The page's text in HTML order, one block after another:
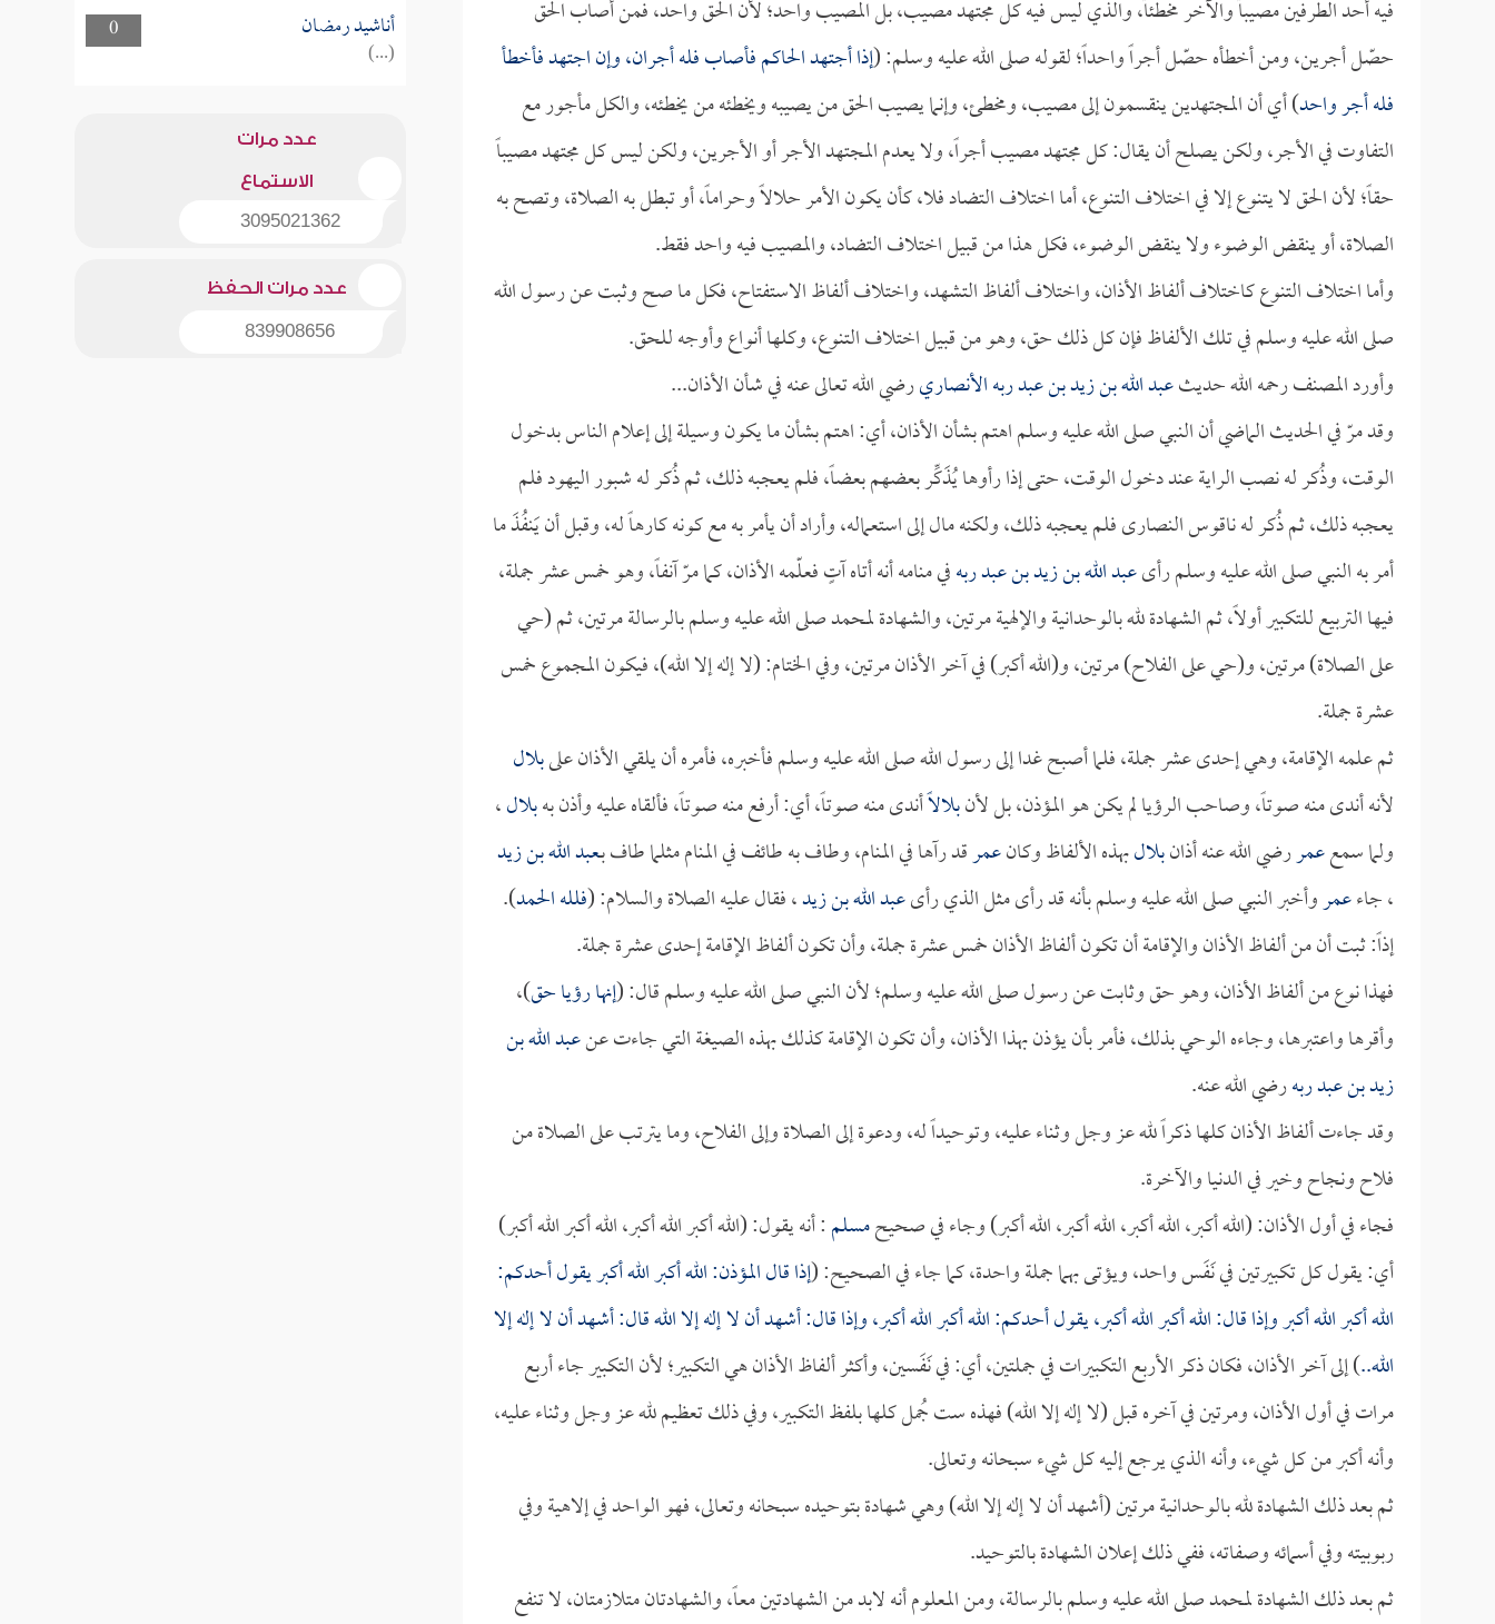
فيه أحد الطرفين مصيباً والآخر مخطئاً، والذي ليس فيه كل مجتهد مصيب، بل المصيب واحد؛ لأن الحق واحد، فمن أصاب الحق
حصّل أجرين، ومن أخطأه حصّل أجراً واحداً؛ لقوله صلى الله عليه وسلم: (إذا أجتهد الحاكم فأصاب فله أجران، وإن اجتهد فأخطأ
فله أجر واحد) أي أن المجتهدين ينقسمون إلى مصيب، ومخطئ، وإنما يصيب الحق من يصيبه ويخطئه من يخطئه، والكل مأجور مع
التفاوت في الأجر، ولكن يصلح أن يقال: كل مجتهد مصيب أجراً، ولا يعدم المجتهد الأجر أو الأجرين، ولكن ليس كل مجتهد مصيباً
حقاً؛ لأن الحق لا يتنوع إلا في اختلاف التنوع، أما اختلاف التضاد فلا، كأن يكون الأمر حلالاً وحراماً، أو تبطل به الصلاة، وتصح به
الصلاة، أو ينقض الوضوء ولا ينقض الوضوء، فكل هذا من قبيل اختلاف التضاد، والمصيب فيه واحد فقط.
وأما اختلاف التنوع كاختلاف ألفاظ الأذان، واختلاف ألفاظ التشهد، واختلاف ألفاظ الاستفتاح، فكل ما صح وثبت عن رسول الله
صلى الله عليه وسلم في تلك الألفاظ فإن كل ذلك حق، وهو من قبيل اختلاف التنوع، وكلها أنواع وأوجه للحق.
وأورد المصنف رحمه الله حديثعبد الله بن زيد بن عبد ربه الأنصاريرضي الله تعالى عنه في شأن الأذان...
وقد مرّ في الحديث الماضي أن النبي صلى الله عليه وسلم اهتم بشأن الأذان، أي: اهتم بشأن ما يكون وسيلة إلى إعلام الناس بدخول
الوقت، وذُكر له نصب الراية عند دخول الوقت، حتى إذا رأوها يُذَكِّر بعضهم بعضاً، فلم يعجبه ذلك، ثم ذُكر له شبور اليهود فلم
يعجبه ذلك، ثم ذُكر له ناقوس النصارى فلم يعجبه ذلك، ولكنه مال إلى استعماله، وأراد أن يأمر به مع كونه كارهاً له، وقبل أن يَنفُذَ ما
أمر به النبي صلى الله عليه وسلم رأىعبد الله بن زيد بن عبد ربهفي منامه أنه أتاه آتٍ فعلّمه الأذان، كما مرّ آنفاً، وهو خمس عشر جملة،
فيها التربيع للتكبير أولاً، ثم الشهادة لله بالوحدانية والإلهية مرتين، والشهادة لمحمد صلى الله عليه وسلم بالرسالة مرتين، ثم (حي
على الصلاة) مرتين، و(حي على الفلاح) مرتين، و(الله أكبر) في آخر الأذان مرتين، وفي الختام: (لا إله إلا الله)، فيكون المجموع خمس
عشرة جملة.
ثم علمه الإقامة، وهي إحدى عشر جملة، فلما أصبح غدا إلى رسول الله صلى الله عليه وسلم فأخبره، فأمره أن يلقي الأذان علىبلال
لأنه أندى منه صوتاً، وصاحب الرؤيا لم يكن هو المؤذن، بل لأنبلالاًأندى منه صوتاً، أي: أرفع منه صوتاً، فألقاه عليه وأذن بهبلال،
ولما سمععمررضي الله عنه أذانبلالبهذه الألفاظ وكانعمرقد رآها في المنام، وطاف به طائف في المنام مثلما طاف بـعبد الله بن زيد
، جاءعمروأخبر النبي صلى الله عليه وسلم بأنه قد رأى مثل الذي رأىعبد الله بن زيد، فقال عليه الصلاة والسلام: (فلله الحمد).
إذاً: ثبت أن من ألفاظ الأذان والإقامة أن تكون ألفاظ الأذان خمس عشرة جملة، وأن تكون ألفاظ الإقامة إحدى عشرة جملة.
فهذا نوع من ألفاظ الأذان، وهو حق وثابت عن رسول صلى الله عليه وسلم؛ لأن النبي صلى الله عليه وسلم قال: (إنها رؤيا حق)،
وأقرها واعتبرها، وجاءه الوحي بذلك، فأمر بأن يؤذن بهذا الأذان، وأن تكون الإقامة كذلك بهذه الصيغة التي جاءت عنعبد الله بن
زيد بن عبد ربهرضي الله عنه.
وقد جاءت ألفاظ الأذان كلها ذكراً لله عز وجل وثناء عليه، وتوحيداً له، ودعوة إلى الصلاة وإلى الفلاح، وما يترتب على الصلاة من
فلاح ونجاح وخير في الدنيا والآخرة.
فجاء في أول الأذان: (الله أكبر، الله أكبر، الله أكبر، الله أكبر) وجاء في صحيحمسلم: أنه يقول: (الله أكبر الله أكبر، الله أكبر الله أكبر)
أي: يقول كل تكبيرتين في نَفَس واحد، ويؤتى بهما جملة واحدة، كما جاء في الصحيح: (إذا قال المؤذن: الله أكبر الله أكبر يقول أحدكم:
الله أكبر الله أكبر وإذا قال: الله أكبر الله أكبر، يقول أحدكم: الله أكبر الله أكبر، وإذا قال: أشهد أن لا إله إلا الله قال: أشهد أن لا إله إلا
الله..) إلى آخر الأذان، فكان ذكر الأربع التكبيرات في جملتين، أي: في نَفَسين، وأكثر ألفاظ الأذان هي التكبير؛ لأن التكبير جاء أربع
مرات في أول الأذان، ومرتين في آخره قبل (لا إله إلا الله) فهذه ست جُمل كلها بلفظ التكبير، وفي ذلك تعظيم لله عز وجل وثناء عليه،
وأنه أكبر من كل شيء، وأنه الذي يرجع إليه كل شيء سبحانه وتعالى.
ثم بعد ذلك الشهادة لله بالوحدانية مرتين (أشهد أن لا إله إلا الله) وهي شهادة بتوحيده سبحانه وتعالى، فهو الواحد في إلاهية وفي
ربوبيته وفي أسمائه وصفاته، ففي ذلك إعلان الشهادة بالتوحيد.
ثم بعد ذلك الشهادة لمحمد صلى الله عليه وسلم بالرسالة، ومن المعلوم أنه لابد من الشهادتين معاً، والشهادتان متلازمتان، لا تنفع
0
أناشيد رمضان
(...)
عدد مرات
الاستماع
3095021362
عدد مرات الحفظ
839908656